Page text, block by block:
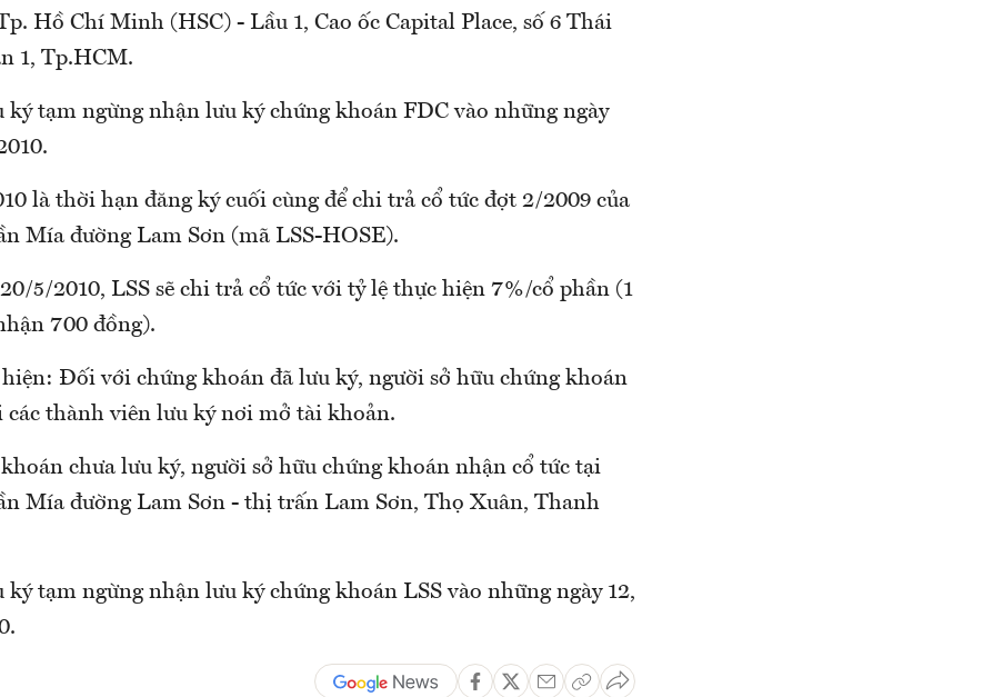
Hồ Chí Minh (HSC) - Lầu 1, Cao ốc Capital Place, số 6 Thái
1, Tp.HCM.
ký tạm ngừng nhận lưu ký chứng khoán FDC vào những ngày
là thời hạn đăng ký cuối cùng để chi trả cổ tức đợt 2/2009 của
Mía đường Lam Sơn (mã LSS-HOSE).
5/2010, LSS sẽ chi trả cổ tức với tỷ lệ thực hiện 7%/cổ phần (1
700 đồng).
Đối với chứng khoán đã lưu ký, người sở hữu chứng khoán
các thành viên lưu ký nơi mở tài khoản.
chưa lưu ký, người sở hữu chứng khoán nhận cổ tức tại
Mía đường Lam Sơn - thị trấn Lam Sơn, Thọ Xuân, Thanh
tạm ngừng nhận lưu ký chứng khoán LSS vào những ngày 12,